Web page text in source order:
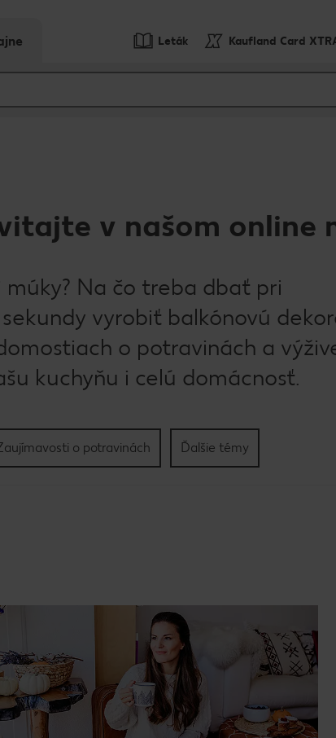
Leták Kaufland Card
v našom online
Na čo treba dbať pri
vyrobiť balkónovú
o potravinách a
kuchyňu i celú domácnosť.
o potravinách Ďalšie témy